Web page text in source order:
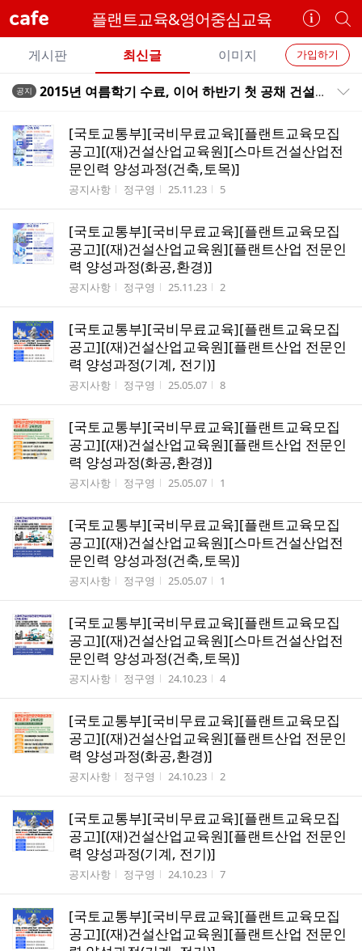
cafe 플랜트교육&영어중심교육
카
페
정
보
보
기
개
별
카
페
검
카
페
메
가입하기
게시판 최신글 이미지
전
글
공지 2015년 여름학기 수료, 이어 하반기 첫 공채 건설사 대기업 공채 성공기
[국토교통부][국비무료교육][플랜트교육모집
공고][(재)건설산업교육원][스마트건설산업전
문인력 양성과정(건축,토목)]
게시판명
공지사항 작성자
정구영 작성시간
25.11.23 조회수
5
[국토교통부][국비무료교육][플랜트교육모집
공고][(재)건설산업교육원][플랜트산업 전문인
력 양성과정(화공,환경)]
게시판명
공지사항 작성자
정구영 작성시간
25.11.23 조회수
2
[국토교통부][국비무료교육][플랜트교육모집
공고][(재)건설산업교육원][플랜트산업 전문인
력 양성과정(기계, 전기)]
게시판명
공지사항 작성자
정구영 작성시간
25.05.07 조회수
8
[국토교통부][국비무료교육][플랜트교육모집
공고][(재)건설산업교육원][플랜트산업 전문인
력 양성과정(화공,환경)]
게시판명
공지사항 작성자
정구영 작성시간
25.05.07 조회수
1
[국토교통부][국비무료교육][플랜트교육모집
공고][(재)건설산업교육원][스마트건설산업전
문인력 양성과정(건축,토목)]
게시판명
공지사항 작성자
정구영 작성시간
25.05.07 조회수
1
[국토교통부][국비무료교육][플랜트교육모집
공고][(재)건설산업교육원][스마트건설산업전
문인력 양성과정(건축,토목)]
게시판명
공지사항 작성자
정구영 작성시간
24.10.23 조회수
4
[국토교통부][국비무료교육][플랜트교육모집
공고][(재)건설산업교육원][플랜트산업 전문인
력 양성과정(화공,환경)]
게시판명
공지사항 작성자
정구영 작성시간
24.10.23 조회수
2
[국토교통부][국비무료교육][플랜트교육모집
공고][(재)건설산업교육원][플랜트산업 전문인
력 양성과정(기계, 전기)]
게시판명
공지사항 작성자
정구영 작성시간
24.10.23 조회수
7
[국토교통부][국비무료교육][플랜트교육모집
공고][(재)건설산업교육원][플랜트산업 전문인